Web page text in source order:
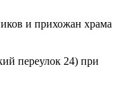
и прихожан храма
переулок 24) при